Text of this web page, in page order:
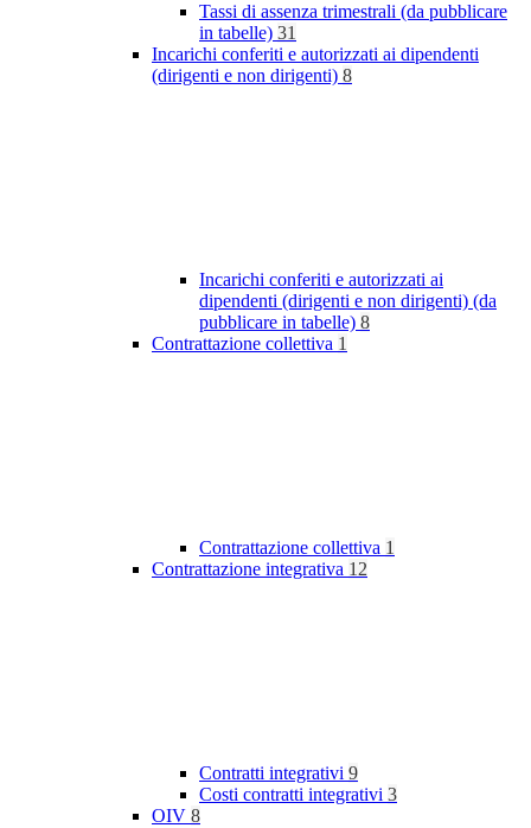
Tassi di assenza trimestrali (da pubblicare
in tabelle) 31
Incarichi conferiti e autorizzati ai dipendenti
(dirigenti e non dirigenti) 8
Incarichi conferiti e autorizzati ai
dipendenti (dirigenti e non dirigenti) (da
pubblicare in tabelle) 8
Contrattazione collettiva 1
Contrattazione collettiva 1
Contrattazione integrativa 12
Contratti integrativi 9
Costi contratti integrativi 3
OIV 8